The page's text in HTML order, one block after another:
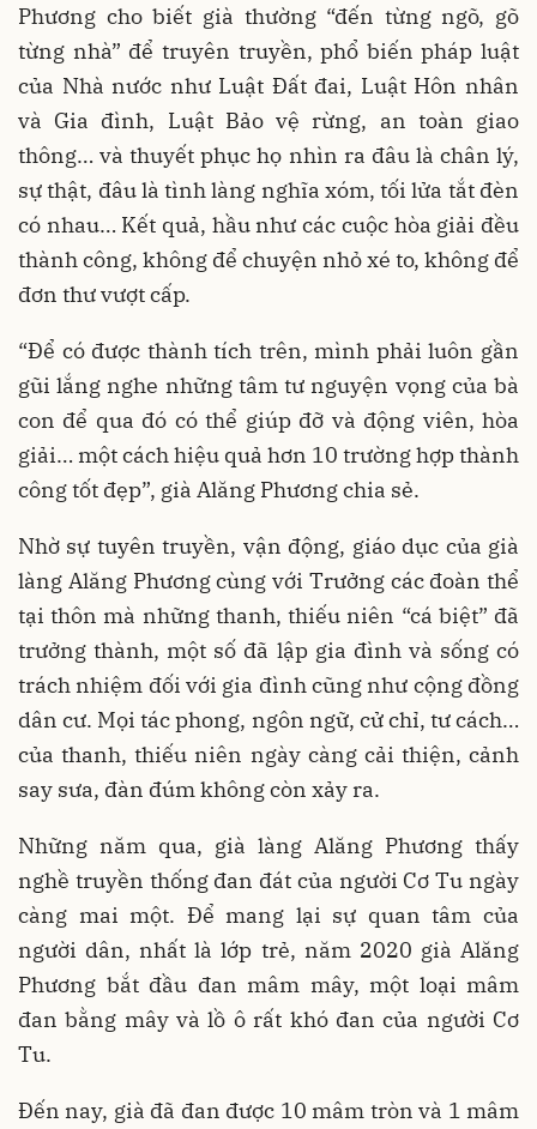
Phương cho biết già thường “đến từng ngõ, gõ
từng nhà” để truyên truyền, phổ biến pháp luật
của Nhà nước như Luật Đất đai, Luật Hôn nhân
và Gia đình, Luật Bảo vệ rừng, an toàn giao
thông… và thuyết phục họ nhìn ra đâu là chân lý,
sự thật, đâu là tình làng nghĩa xóm, tối lửa tắt đèn
có nhau… Kết quả, hầu như các cuộc hòa giải đều
thành công, không để chuyện nhỏ xé to, không để
đơn thư vượt cấp.
“Để có được thành tích trên, mình phải luôn gần
gũi lắng nghe những tâm tư nguyện vọng của bà
con để qua đó có thể giúp đỡ và động viên, hòa
giải… một cách hiệu quả hơn 10 trường hợp thành
công tốt đẹp”, già Alăng Phương chia sẻ.
Nhờ sự tuyên truyền, vận động, giáo dục của già
làng Alăng Phương cùng với Trưởng các đoàn thể
tại thôn mà những thanh, thiếu niên “cá biệt” đã
trưởng thành, một số đã lập gia đình và sống có
trách nhiệm đối với gia đình cũng như cộng đồng
dân cư. Mọi tác phong, ngôn ngữ, cử chỉ, tư cách…
của thanh, thiếu niên ngày càng cải thiện, cảnh
say sưa, đàn đúm không còn xảy ra.
Những năm qua, già làng Alăng Phương thấy
nghề truyền thống đan đát của người Cơ Tu ngày
càng mai một. Để mang lại sự quan tâm của
người dân, nhất là lớp trẻ, năm 2020 già Alăng
Phương bắt đầu đan mâm mây, một loại mâm
đan bằng mây và lồ ô rất khó đan của người Cơ
Tu.
Đến nay, già đã đan được 10 mâm tròn và 1 mâm